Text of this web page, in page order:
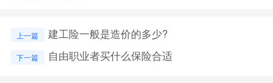
上一篇 建工险一般是造价的多少?
下一篇 自由职业者买什么保险合适